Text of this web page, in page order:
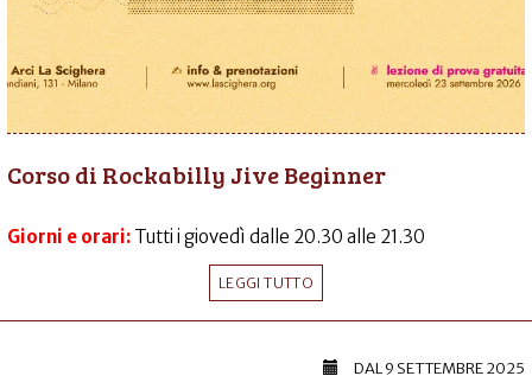
Corso di Rockabilly Jive Beginner
Giorni e orari: Tutti i giovedì dalle 20.30 alle 21.30
LEGGI TUTTO
DAL9 SETTEMBRE 2025